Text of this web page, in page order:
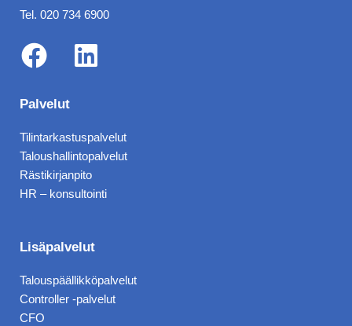
Tel. 020 734 6900
F
a
c
e
b
o
k
L
k
e
d
n
Palvelut
Tilintarkastuspalvelut
Taloushallintopalvelut
Rästikirjanpito
HR – konsultointi
Lisäpalvelut
Talouspäällikköpalvelut
Controller -palvelut
CFO